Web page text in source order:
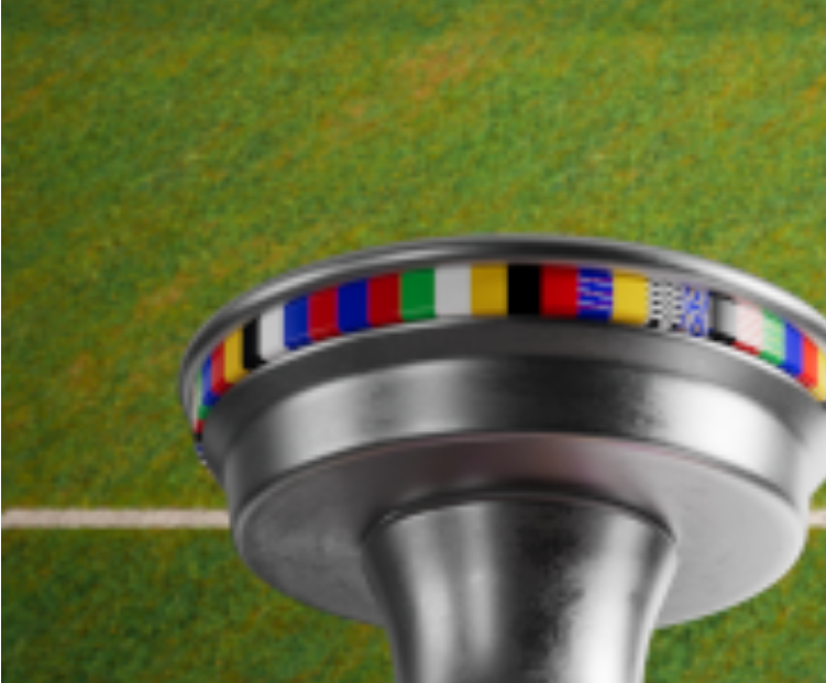
Ο πορτιέρε με το ρεκόρ των 14 αποκρούσεων πέναλτι στην
Ελλάδα. Sports μίλησε με τονΣτρακόσιαγια το
σημαντικές στιγμές με το εθνόσημο, αλλά και τις πιο
ελληνικά γήπεδα.
Powered by Λουξ: Η μεγαλύτερη ελληνική εταιρία
Αυτή είναι η δεύτερη φορά στην ιστορία της Αλβανίας